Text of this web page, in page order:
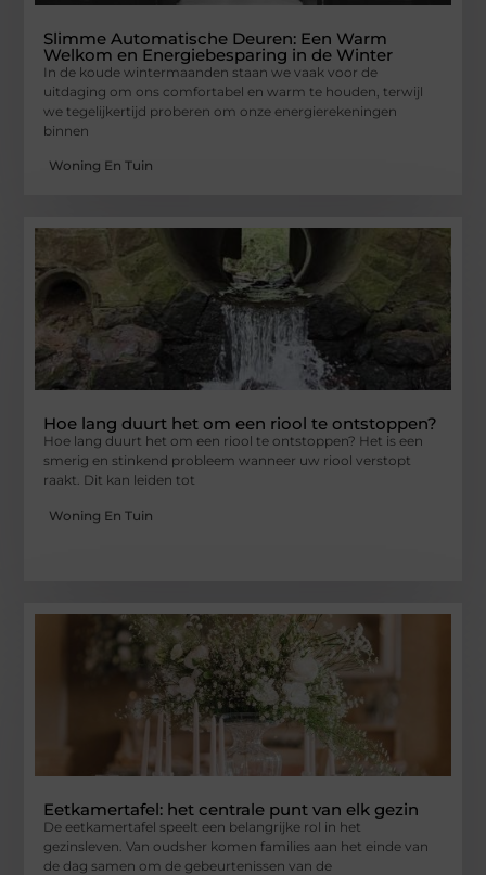
Slimme Automatische Deuren: Een Warm
Welkom en Energiebesparing in de Winter
In de koude wintermaanden staan we vaak voor de
uitdaging om ons comfortabel en warm te houden, terwijl
we tegelijkertijd proberen om onze energierekeningen
binnen
Woning En Tuin
Hoe lang duurt het om een riool te ontstoppen?
Hoe lang duurt het om een riool te ontstoppen? Het is een
smerig en stinkend probleem wanneer uw riool verstopt
raakt. Dit kan leiden tot
Woning En Tuin
Eetkamertafel: het centrale punt van elk gezin
De eetkamertafel speelt een belangrijke rol in het
gezinsleven. Van oudsher komen families aan het einde van
de dag samen om de gebeurtenissen van de